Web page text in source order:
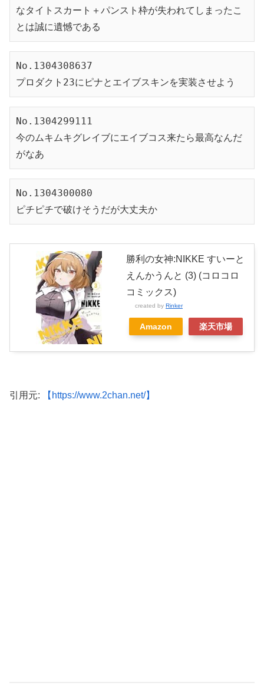
なタイトスカート＋パンスト枠が失われてしまったこ
とは誠に遺憾である
No.1304308637
プロダクト23にピナとエイブスキンを実装させよう
No.1304299111
今のムキムキグレイブにエイブコス来たら最高なんだ
がなあ
No.1304300080
ピチピチで破けそうだが大丈夫か
勝利の女神:NIKKE すいーと
えんかうんと (3) (コロコロ
コミックス)
created by Rinker
Amazon 楽天市場
引用元: 【https://www.2chan.net/】